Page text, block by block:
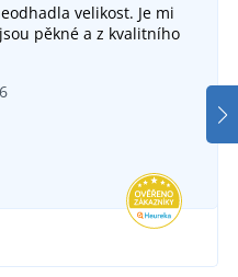
vesta JN1061
8.
NYPAXX
Kč
velikost. Je mi
pěkné a z kvalitního